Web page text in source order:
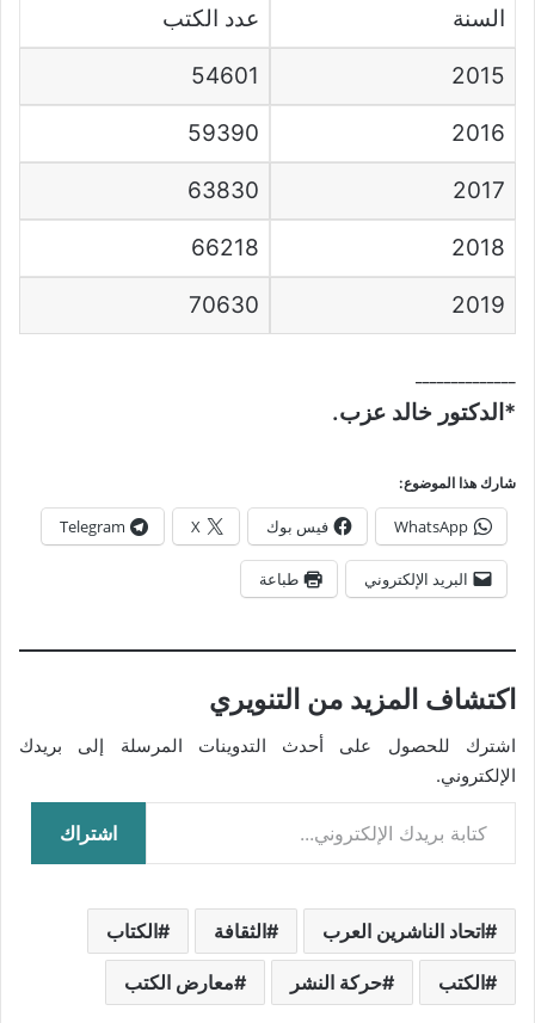
السنة عدد الكتب
2015
54601
2016
59390
2017
63830
2018
66218
2019
70630
*الدكتور خالد عزب.
شارك هذا الموضوع:
WhatsApp فيس بوك X
Telegram
البريد الإلكتروني طباعة
اكتشاف المزيد من التنويري
اشترك للحصول على أحدث التدوينات المرسلة إلى بريدك
الإلكتروني.
كتابة بريدك الإلكتروني...
اشتراك
اتحاد الناشرين العرب الثقافة الكتاب
الكتب حركة النشر معارض الكتب